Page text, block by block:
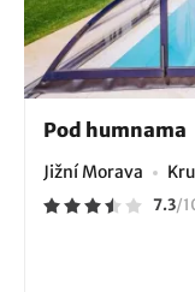
Pod humnama
Jižní Morava
7.3/